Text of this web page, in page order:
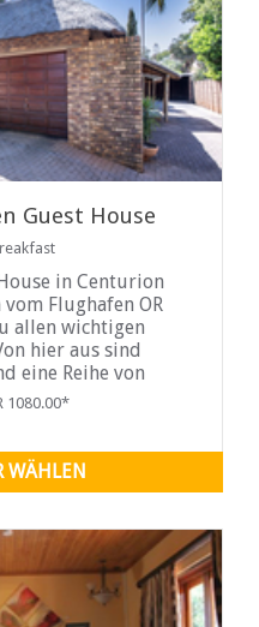
Guest House
in Centurion
Flughafen OR
allen wichtigen
hier aus sind
eine Reihe von
zu erreichen.
1080.00*
WÄHLEN